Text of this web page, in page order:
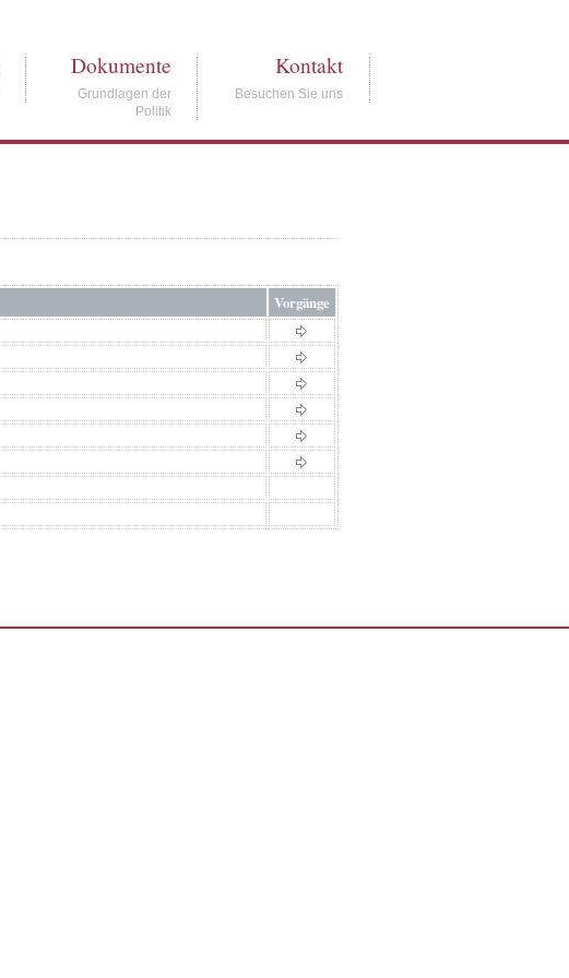
Dokumente
Grundlagen der
Politik
Kontakt
Besuchen Sie uns
Vorgänge